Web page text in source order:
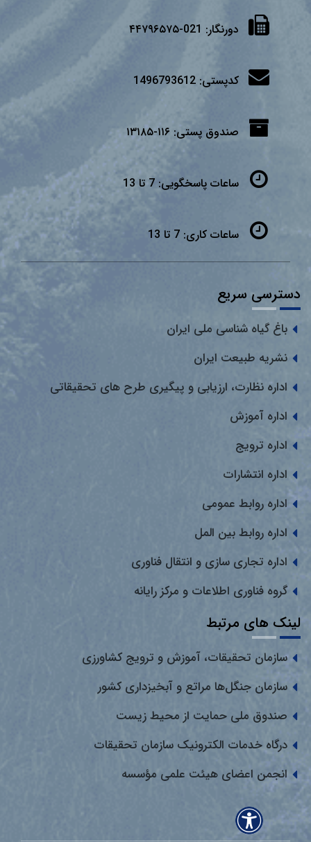
دورنگار: 021-۴۴۷۹۶۵۷۵
کدپستی: 1496793612
صندوق پستی: ۱۱۶-۱۳۱۸۵
ساعات پاسخگویی: 7 تا 13
ساعات کاری: 7 تا 13
دسترسی سریع
باغ گیاه شناسی ملی ایران
نشریه طبیعت ایران
اداره نظارت، ارزیابی و پیگیری طرح های تحقیقاتی
اداره آموزش
اداره ترویج
اداره انتشارات
اداره روابط عمومی
اداره روابط بین المل
اداره تجاری سازی و انتقال فناوری
گروه فناوری اطلاعات و مرکز رایانه
لینک های مرتبط
سازمان تحقیقات، آموزش و ترویج کشاورزی
سازمان جنگل‌ها مراتع و آبخیزداری کشور
صندوق ملی حمایت از محیط زیست
درگاه خدمات الکترونیک سازمان تحقیقات
انجمن اعضای هیئت علمی مؤسسه